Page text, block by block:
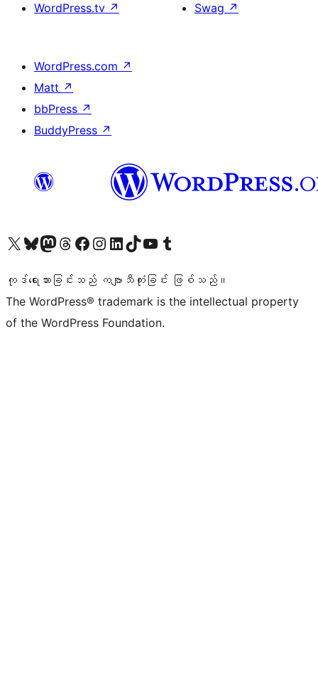
WordPress.tv ↗
Swag ↗
WordPress.com ↗
Matt ↗
bbPress ↗
BuddyPress ↗
ကျွန်ုပ်တို့၏ X (ယခင် Twitter) အကောင့်သို့ သွားရောက်ကြည့်ရှုပါကျွန်ုပ်တို့၏ Bluesky အကောင့်သို့ ဝင်ရောက်ကြည့်ရှုရန်
ကျွန်ုပ်တို့၏ Mastodon အကောင့်သို့ သွားရောက်ကြည့်ရှုပါကျွန်ုပ်တို့၏ Threads အကောင့်သို့ ဝင်ရောက်ကြည့်ရှုရန်
ကျွန်ုပ်တို့၏ Facebook စာမျက်နှာသို့ သွားရောက်ကြည့်ရှုပါကျွန်ုပ်တို့၏ Instagram အကောင့်သို့ သွားရောက်ကြည့်ရှုပါ ကျွန်ုပ်တို့၏ LinkedIn အကောင့်သို့ သွားရောက်ကြည့်ရှုပါကျွန်ုပ်တို့၏ TikTok အကောင့်သို့ ဝင်ရောက်ကြည့်ရှုရန်
ကျွန်ုပ်တို့၏ YouTube ချန်နယ်သို့ သွားရောက်ကြည့်ရှုပါ ကျွန်ုပ်တို့၏ Tumblr အကောင့်သို့ ဝင်ရောက်ကြည့်ရှုရန်
ကုဒ်ရေးသားခြင်းသည် ကဗျာသီကုံးခြင်း ဖြစ်သည်။
The WordPress® trademark is the intellectual property
of the WordPress Foundation.